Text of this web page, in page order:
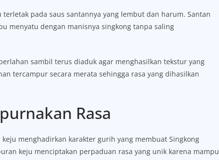
pada saus santannya yang lembut dan harum. Santan
menyatu dengan manisnya singkong tanpa saling
sambil terus diaduk agar menghasilkan tekstur yang
tercampur secara merata sehingga rasa yang dihasilkan
Rasa
menghadirkan karakter gurih yang membuat Singkong
keju menciptakan perpaduan rasa yang unik karena mampu